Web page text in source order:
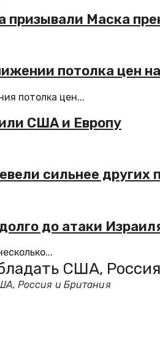
призывали Маска
потолка цен
потолка цен...
США и Европу
сильнее других
до атаки
США,
Россия и Британия